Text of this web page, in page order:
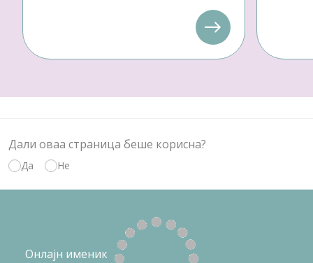
Дали оваа страница беше корисна?
Да Не
Онлајн именик